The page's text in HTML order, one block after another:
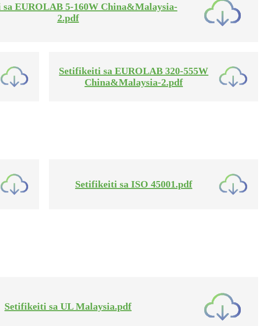
EUROLAB 5-160W China&Malaysia-
2.pdf
Setifikeiti sa EUROLAB 320-555W
China&Malaysia-2.pdf
Setifikeiti sa ISO 45001.pdf
Setifikeiti sa UL Malaysia.pdf